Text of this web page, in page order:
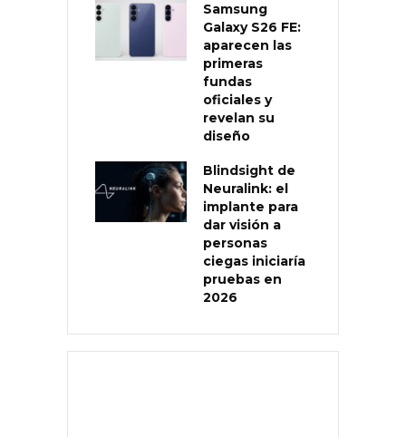
Samsung
Galaxy S26 FE:
aparecen las
primeras
fundas
oficiales y
revelan su
diseño
Blindsight de
Neuralink: el
implante para
dar visión a
personas
ciegas iniciaría
pruebas en
2026